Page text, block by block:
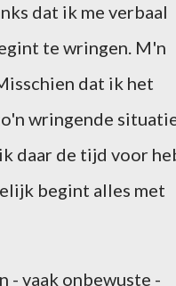
dat ik me verbaal
te wringen. M'n
dat ik het
wringende
daar de tijd voor
begint alles met
vaak onbewuste -